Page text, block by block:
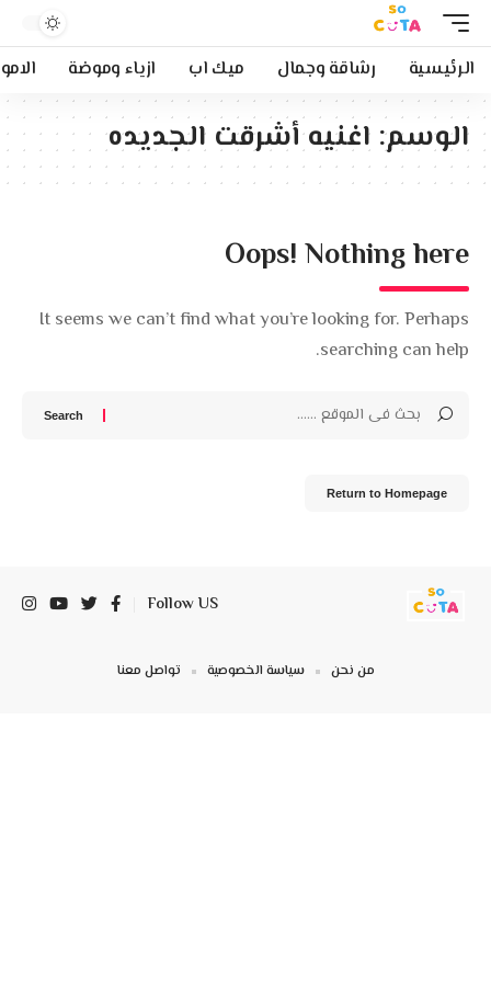
الرئيسية رشاقة وجمال ميك اب ازياء وموضة
الوسم: اغنيه أشرقت الجديده
Oops! Nothing here
It seems we can’t find what you’re looking for. Perhaps
searching can help.
Return to Homepage
Follow US
من نحن سياسة الخصوصية تواصل معنا